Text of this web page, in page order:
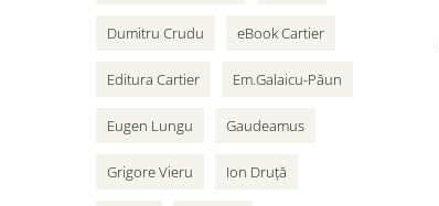
Dumitru Crudu eBook Cartier
Editura Cartier Em.Galaicu-Păun
Eugen Lungu Gaudeamus
Grigore Vieru Ion Druță